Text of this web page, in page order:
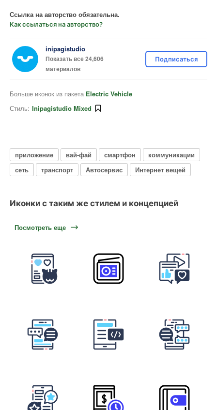
Ссылка на авторство обязательна.
Как ссылаться на авторство?
inipagistudio
Показать все 24,606
материалов
Подписаться
Больше иконок из пакета Electric Vehicle
Стиль: Inipagistudio Mixed
приложение вай-фай смартфон
коммуникации
сеть
транспорт Автосервис Интернет вещей
Иконки с таким же стилем и концепцией
Посмотреть еще